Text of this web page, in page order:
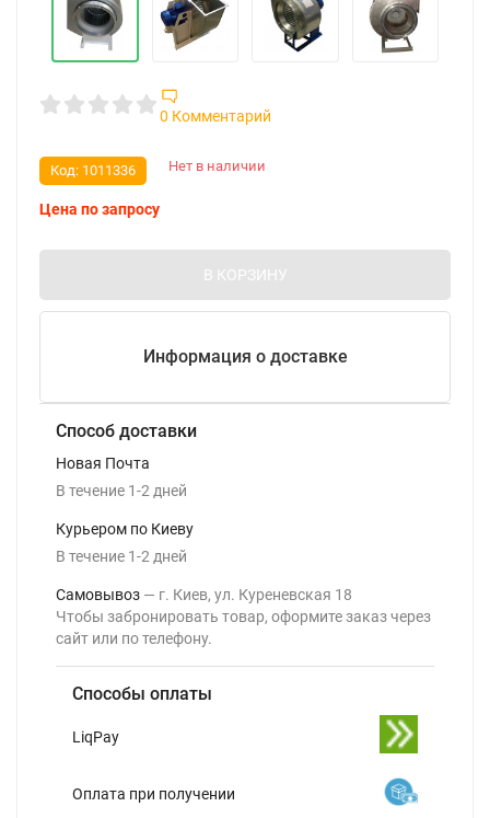
0 Комментарий
Нет в наличии
Код: 1011336
Цена по запросу
В КОРЗИНУ
Информация о доставке
Способ доставки
Новая Почта
В течение 1-2 дней
Курьером по Киеву
В течение 1-2 дней
Самовывоз
г. Киев, ул. Куреневская 18
Чтобы забронировать товар, оформите заказ через
сайт или по телефону.
Способы оплаты
LiqPay
Оплата при получении